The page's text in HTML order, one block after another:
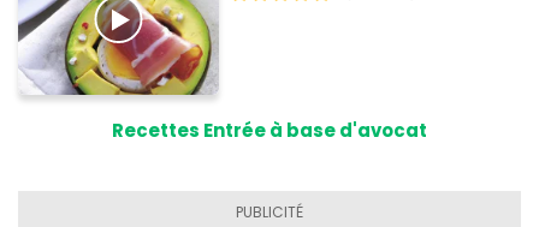
Recettes Entrée à base d'avocat